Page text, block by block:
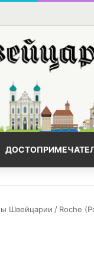
Швейцарии / Roche